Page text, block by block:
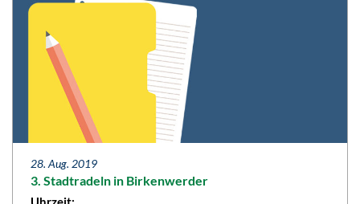
28. Aug. 2019
3. Stadtradeln in Birkenwerder